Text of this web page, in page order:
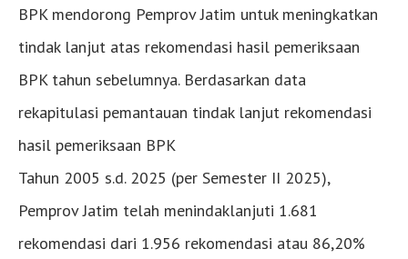
BPK mendorong Pemprov Jatim untuk meningkatkan
tindak lanjut atas rekomendasi hasil pemeriksaan
BPK tahun sebelumnya. Berdasarkan data
rekapitulasi pemantauan tindak lanjut rekomendasi
hasil pemeriksaan BPK
Tahun 2005 s.d. 2025 (per Semester II 2025),
Pemprov Jatim telah menindaklanjuti 1.681
rekomendasi dari 1.956 rekomendasi atau 86,20%